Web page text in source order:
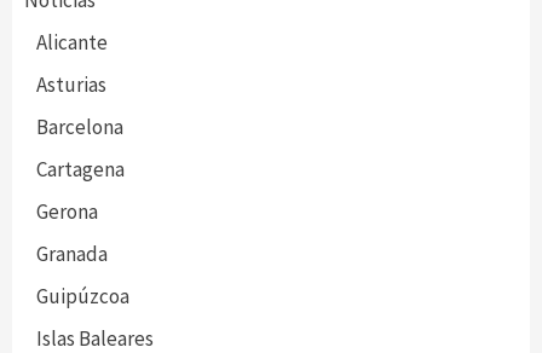
Alicante
Asturias
Barcelona
Cartagena
Gerona
Granada
Guipúzcoa
Islas Baleares